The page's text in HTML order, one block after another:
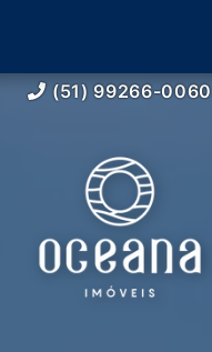
(51) 99266-0060